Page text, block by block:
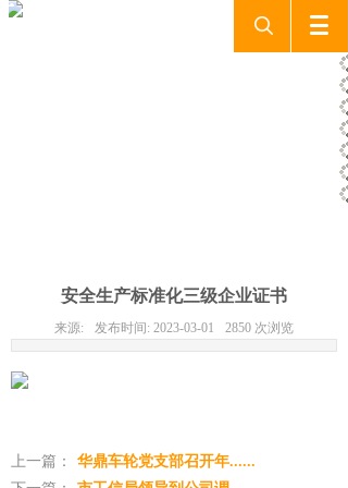
安全生产标准化三级企业证书
来源: 发布时间: 2023-03-01 2850 次浏览
上一篇：
华鼎车轮党支部召开年......